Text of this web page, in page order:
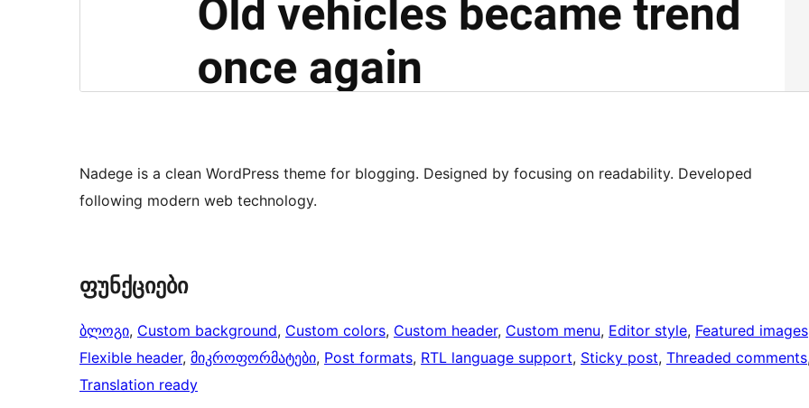
Nadege is a clean WordPress theme for blogging. Designed by focusing on readability. Developed
following modern web technology.
ფუნქციები
ბლოგი, Custom background, Custom colors, Custom header, Custom menu, Editor style, Featured images
Flexible header, მიკროფორმატები, Post formats, RTL language support, Sticky post, Threaded comments
Translation ready